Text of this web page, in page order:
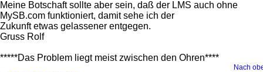
Meine Botschaft sollte aber sein, daß der LMS auch ohne
MySB.com funktioniert, damit sehe ich der
Zukunft etwas gelassener entgegen.
Gruss Rolf
*****Das Problem liegt meist zwischen den Ohren****
Nach